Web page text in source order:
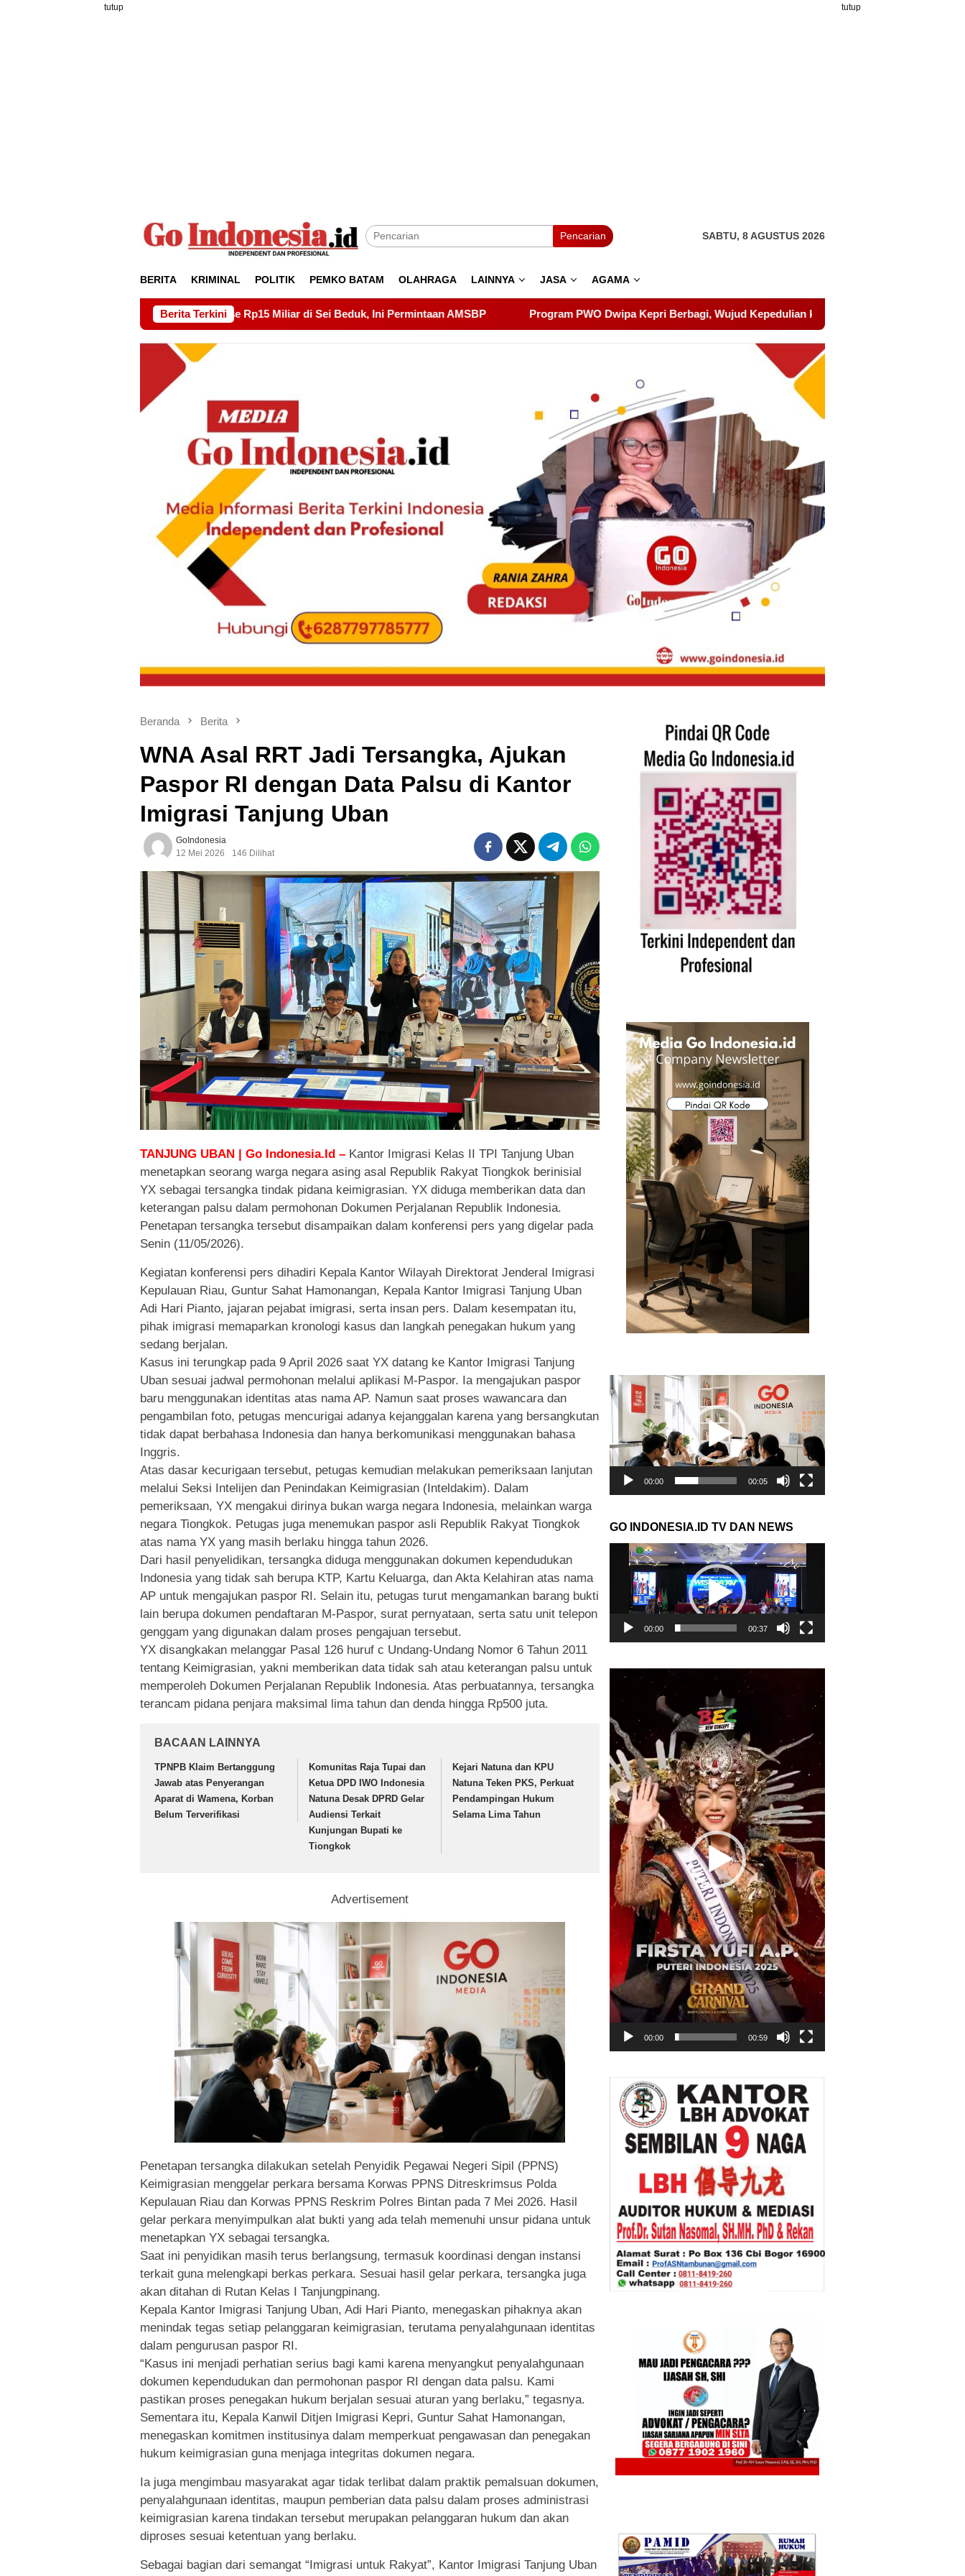
tutup tutup
Pencarian SABTU, 8 AGUSTUS 2026
BERITA KRIMINAL POLITIK PEMKO BATAM OLAHRAGA LAINNYA JASA AGAMA
Berita Terkini
Drainase Rp15 Miliar di Sei Beduk, Ini Permintaan AMSBP Program PWO Dwipa Kepri Berbagi, Wujud Kepedulian kepada Pondok Tahfidz Yatim dan Dhuafa Al-Aqsho Batam
Beranda Berita
WNA Asal RRT Jadi Tersangka, Ajukan
Paspor RI dengan Data Palsu di Kantor
Imigrasi Tanjung Uban
GoIndonesia
12 Mei 2026
146 Dilihat
TANJUNG UBAN | Go Indonesia.Id – Kantor Imigrasi Kelas II TPI Tanjung Uban
menetapkan seorang warga negara asing asal Republik Rakyat Tiongkok berinisial
YX sebagai tersangka tindak pidana keimigrasian. YX diduga memberikan data dan
keterangan palsu dalam permohonan Dokumen Perjalanan Republik Indonesia.
Penetapan tersangka tersebut disampaikan dalam konferensi pers yang digelar pada
Senin (11/05/2026).
Kegiatan konferensi pers dihadiri Kepala Kantor Wilayah Direktorat Jenderal Imigrasi
Kepulauan Riau, Guntur Sahat Hamonangan, Kepala Kantor Imigrasi Tanjung Uban
Adi Hari Pianto, jajaran pejabat imigrasi, serta insan pers. Dalam kesempatan itu,
pihak imigrasi memaparkan kronologi kasus dan langkah penegakan hukum yang
sedang berjalan.
Kasus ini terungkap pada 9 April 2026 saat YX datang ke Kantor Imigrasi Tanjung
Uban sesuai jadwal permohonan melalui aplikasi M-Paspor. Ia mengajukan paspor
baru menggunakan identitas atas nama AP. Namun saat proses wawancara dan
pengambilan foto, petugas mencurigai adanya kejanggalan karena yang bersangkutan
tidak dapat berbahasa Indonesia dan hanya berkomunikasi menggunakan bahasa
Inggris.
Atas dasar kecurigaan tersebut, petugas kemudian melakukan pemeriksaan lanjutan
melalui Seksi Intelijen dan Penindakan Keimigrasian (Inteldakim). Dalam
pemeriksaan, YX mengakui dirinya bukan warga negara Indonesia, melainkan warga
negara Tiongkok. Petugas juga menemukan paspor asli Republik Rakyat Tiongkok
atas nama YX yang masih berlaku hingga tahun 2026.
Dari hasil penyelidikan, tersangka diduga menggunakan dokumen kependudukan
Indonesia yang tidak sah berupa KTP, Kartu Keluarga, dan Akta Kelahiran atas nama
AP untuk mengajukan paspor RI. Selain itu, petugas turut mengamankan barang bukti
lain berupa dokumen pendaftaran M-Paspor, surat pernyataan, serta satu unit telepon
genggam yang digunakan dalam proses pengajuan tersebut.
YX disangkakan melanggar Pasal 126 huruf c Undang-Undang Nomor 6 Tahun 2011
tentang Keimigrasian, yakni memberikan data tidak sah atau keterangan palsu untuk
memperoleh Dokumen Perjalanan Republik Indonesia. Atas perbuatannya, tersangka
terancam pidana penjara maksimal lima tahun dan denda hingga Rp500 juta.
BACAAN LAINNYA
TPNPB Klaim Bertanggung
Jawab atas Penyerangan
Aparat di Wamena, Korban
Belum Terverifikasi
Komunitas Raja Tupai dan
Ketua DPD IWO Indonesia
Natuna Desak DPRD Gelar
Audiensi Terkait
Kunjungan Bupati ke
Tiongkok
Kejari Natuna dan KPU
Natuna Teken PKS, Perkuat
Pendampingan Hukum
Selama Lima Tahun
Advertisement
Penetapan tersangka dilakukan setelah Penyidik Pegawai Negeri Sipil (PPNS)
Keimigrasian menggelar perkara bersama Korwas PPNS Ditreskrimsus Polda
Kepulauan Riau dan Korwas PPNS Reskrim Polres Bintan pada 7 Mei 2026. Hasil
gelar perkara menyimpulkan alat bukti yang ada telah memenuhi unsur pidana untuk
menetapkan YX sebagai tersangka.
Saat ini penyidikan masih terus berlangsung, termasuk koordinasi dengan instansi
terkait guna melengkapi berkas perkara. Sesuai hasil gelar perkara, tersangka juga
akan ditahan di Rutan Kelas I Tanjungpinang.
Kepala Kantor Imigrasi Tanjung Uban, Adi Hari Pianto, menegaskan pihaknya akan
menindak tegas setiap pelanggaran keimigrasian, terutama penyalahgunaan identitas
dalam pengurusan paspor RI.
“Kasus ini menjadi perhatian serius bagi kami karena menyangkut penyalahgunaan
dokumen kependudukan dan permohonan paspor RI dengan data palsu. Kami
pastikan proses penegakan hukum berjalan sesuai aturan yang berlaku,” tegasnya.
Sementara itu, Kepala Kanwil Ditjen Imigrasi Kepri, Guntur Sahat Hamonangan,
menegaskan komitmen institusinya dalam memperkuat pengawasan dan penegakan
hukum keimigrasian guna menjaga integritas dokumen negara.
Ia juga mengimbau masyarakat agar tidak terlibat dalam praktik pemalsuan dokumen,
penyalahgunaan identitas, maupun pemberian data palsu dalam proses administrasi
keimigrasian karena tindakan tersebut merupakan pelanggaran hukum dan akan
diproses sesuai ketentuan yang berlaku.
Sebagai bagian dari semangat “Imigrasi untuk Rakyat”, Kantor Imigrasi Tanjung Uban
Pemutar
Video
00:00 00:05
GO INDONESIA.ID TV DAN NEWS
Pemutar
Video
00:00 00:37
Pemutar
00:00 00:59